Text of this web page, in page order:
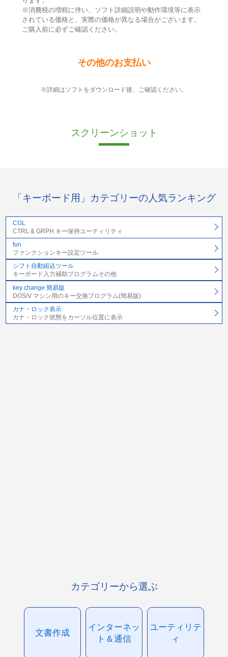
※消費税の増税に伴い、ソフト詳細説明や動作環境等に表示
されている価格と、実際の価格が異なる場合がございます。
ご購入前に必ずご確認ください。
その他のお支払い
※詳細はソフトをダウンロード後、ご確認ください。
スクリーンショット
「キーボード用」カテゴリーの人気ランキング
CGL
CTRL & GRPH キー保持ユーティリティ
fun
ファンクションキー設定ツール
シフト自動組込ツール
キーボード入力補助プログラムその他
key change 簡易版
DOS/V マシン用のキー交換プログラム(簡易版)
カナ・ロック表示
カナ・ロック状態をカーソル位置に表示
カテゴリーから選ぶ
文書作成
インターネッ
ト＆通信
ユーティリテ
ィ